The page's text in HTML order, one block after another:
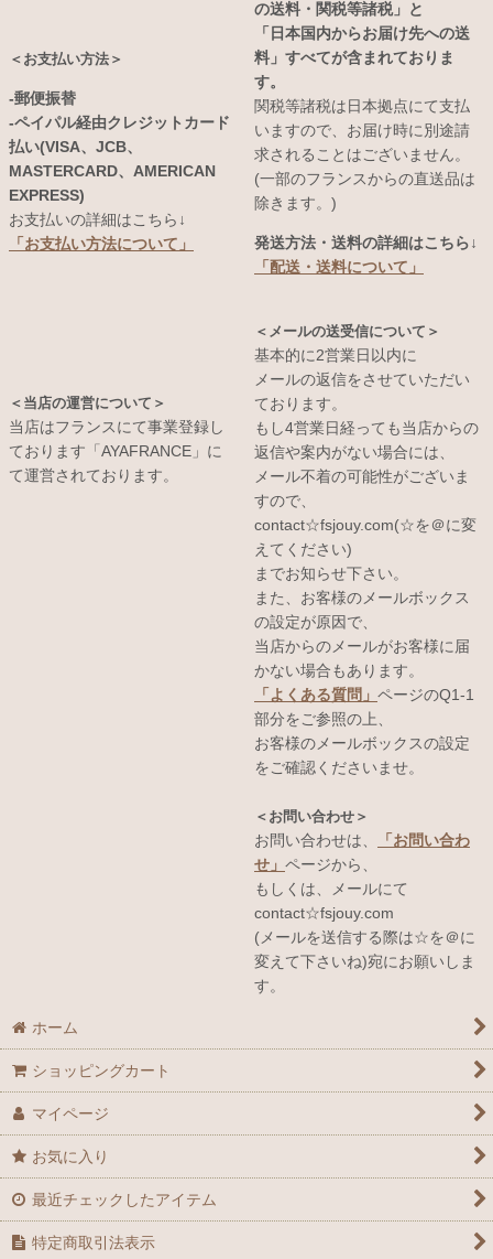
＜お支払い方法＞
-郵便振替
-ペイパル経由クレジットカード
払い(VISA、JCB、
MASTERCARD、AMERICAN
EXPRESS)
お支払いの詳細はこちら↓
「お支払い方法について」
＜当店の運営について＞
当店はフランスにて事業登録し
ております「AYAFRANCE」に
て運営されております。
の送料・関税等諸税」と
「日本国内からお届け先への送
料」すべてが含まれておりま
す。
関税等諸税は日本拠点にて支払
いますので、お届け時に別途請
求されることはございません。
(一部のフランスからの直送品は
除きます。)
発送方法・送料の詳細はこちら↓
「配送・送料について」
＜メールの送受信について＞
基本的に2営業日以内に
メールの返信をさせていただい
ております。
もし4営業日経っても当店からの
返信や案内がない場合には、
メール不着の可能性がございま
すので、
contact☆fsjouy.com(☆を＠に変
えてください)
までお知らせ下さい。
また、お客様のメールボックス
の設定が原因で、
当店からのメールがお客様に届
かない場合もあります。
「よくある質問」 ページのQ1-1
部分をご参照の上、
お客様のメールボックスの設定
をご確認くださいませ。
＜お問い合わせ＞
お問い合わせは、
「お問い合わ
せ」 ページから、
もしくは、メールにて
contact☆fsjouy.com
(メールを送信する際は☆を＠に
変えて下さいね)宛にお願いしま
す。
ホーム
ショッピングカート
マイページ
お気に入り
最近チェックしたアイテム
特定商取引法表示